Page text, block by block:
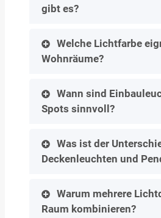
gibt es?
Welche Lichtfarbe
Wohnräume?
Wann sind
Spots sinnvoll?
Was ist der
Deckenleuchten und
Warum mehrere
Raum kombinieren?